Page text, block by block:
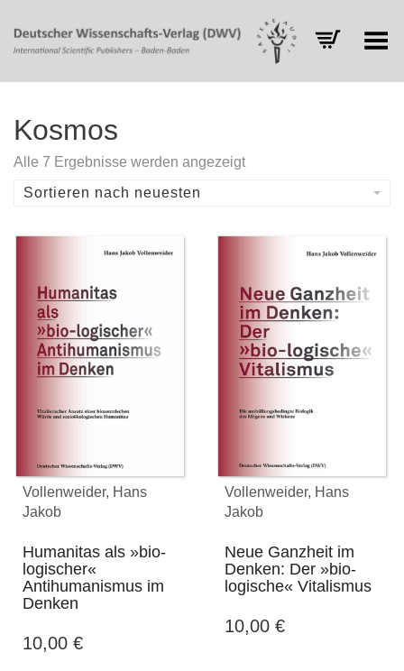
Toggle Menu
Kosmos
Alle 7 Ergebnisse werden angezeigtNach
Sortieren nach neuesten
Vollenweider, Hans
Jakob
Humanitas als »bio-
logischer«
Antihumanismus im
Denken
10,00 €
Vollenweider, Hans
Jakob
Neue Ganzheit im
Denken: Der »bio-
logische« Vitalismus
10,00 €